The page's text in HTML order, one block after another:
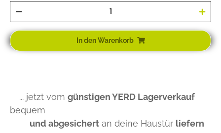
In den Warenkorb
... jetzt vom günstigen YERD Lagerverkauf
bequem
und abgesichert an deine Haustür liefern